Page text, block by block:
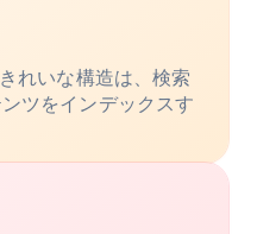
れいな構造は、検索
ツをインデックスす